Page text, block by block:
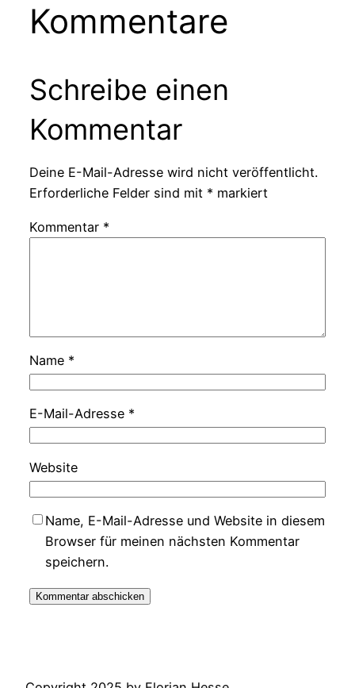
Kommentare
Schreibe einen
Kommentar
Deine E-Mail-Adresse wird nicht veröffentlicht.
Erforderliche Felder sind mit * markiert
Kommentar *
Name *
E-Mail-Adresse *
Website
Name, E-Mail-Adresse und Website in diesem
Browser für meinen nächsten Kommentar
speichern.